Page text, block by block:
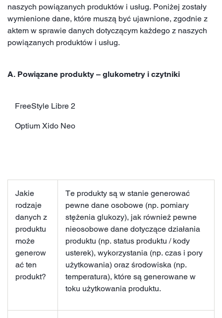
naszych powiązanych produktów i usług. Poniżej zostały
wymienione dane, które muszą być ujawnione, zgodnie z
aktem w sprawie danych dotyczącym każdego z naszych
powiązanych produktów i usług.
A. Powiązane produkty – glukometry i czytniki
FreeStyle Libre 2
Optium Xido Neo
Jakie
rodzaje
danych z
produktu
może
generow
ać ten
produkt?
Te produkty są w stanie generować
pewne dane osobowe (np. pomiary
stężenia glukozy), jak również pewne
nieosobowe dane dotyczące działania
produktu (np. status produktu / kody
usterek), wykorzystania (np. czas i pory
użytkowania) oraz środowiska (np.
temperatura), które są generowane w
toku użytkowania produktu.